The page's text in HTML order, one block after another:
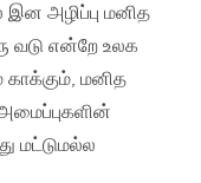
இன அழிப்பு மனித
வடு என்றே உலக
காக்கும், மனித
மட்டுமல்ல